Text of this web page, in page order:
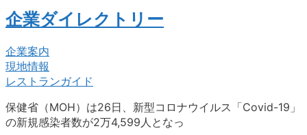
企業ダイレクトリー
企業案内
現地情報
レストランガイド
保健省（MOH）は26日、新型コロナウイルス「Covid-19」
の新規感染者数が2万4,599人となっ